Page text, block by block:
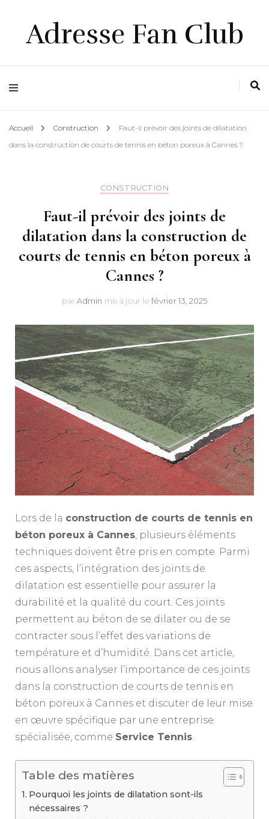
Adresse Fan Club
Accueil Construction
Faut-il prévoir des joints de dilatation
dans la construction de courts de tennis en béton poreux à Cannes ?
CONSTRUCTION
Faut-il prévoir des joints de
dilatation dans la construction de
courts de tennis en béton poreux à
Cannes ?
par Admin mis à jour le février 13, 2025
Lors de la construction de courts de tennis en
béton poreux à Cannes, plusieurs éléments
techniques doivent être pris en compte. Parmi
ces aspects, l’intégration des joints de
dilatation est essentielle pour assurer la
durabilité et la qualité du court. Ces joints
permettent au béton de se dilater ou de se
contracter sous l’effet des variations de
température et d’humidité. Dans cet article,
nous allons analyser l’importance de ces joints
dans la construction de courts de tennis en
béton poreux à Cannes et discuter de leur mise
en œuvre spécifique par une entreprise
spécialisée, comme Service Tennis.
Table des matières
Pourquoi les joints de dilatation sont-ils
nécessaires ?